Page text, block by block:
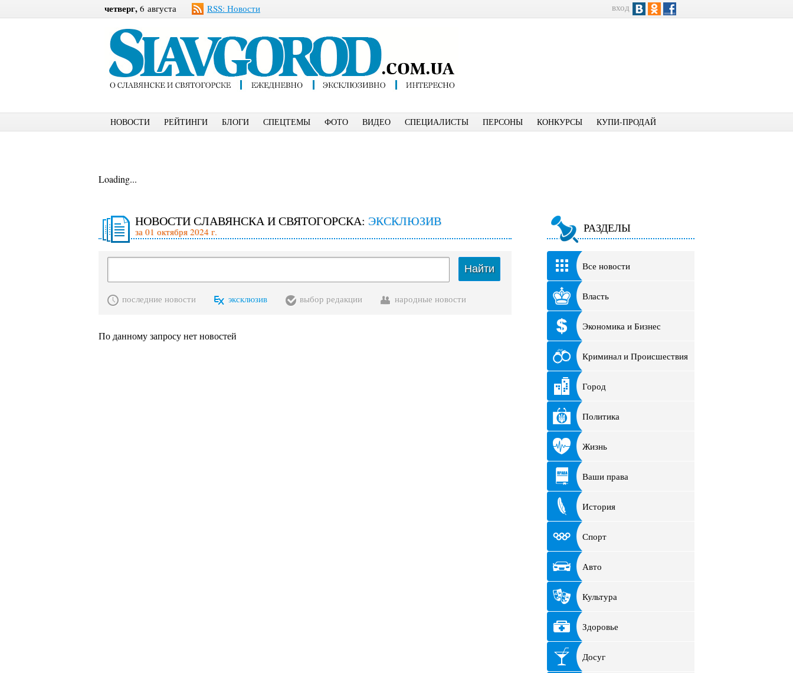
четверг, 6 августа RSS: Новости вход
НОВОСТИ РЕЙТИНГИ БЛОГИ СПЕЦТЕМЫ ФОТО ВИДЕО СПЕЦИАЛИСТЫ ПЕРСОНЫ КОНКУРСЫ КУПИ-ПРОДАЙ
Loading...
НОВОСТИ СЛАВЯНСКА И СВЯТОГОРСКА: ЭКСКЛЮЗИВ
за 01 октября 2024 г.
Найти
последние новости эксклюзив выбор редакции народные новости
По данному запросу нет новостей
РАЗДЕЛЫ
Все новости
Власть
Экономика и Бизнес
Криминал и Происшествия
Город
Политика
Жизнь
Ваши права
История
Спорт
Авто
Культура
Здоровье
Досуг